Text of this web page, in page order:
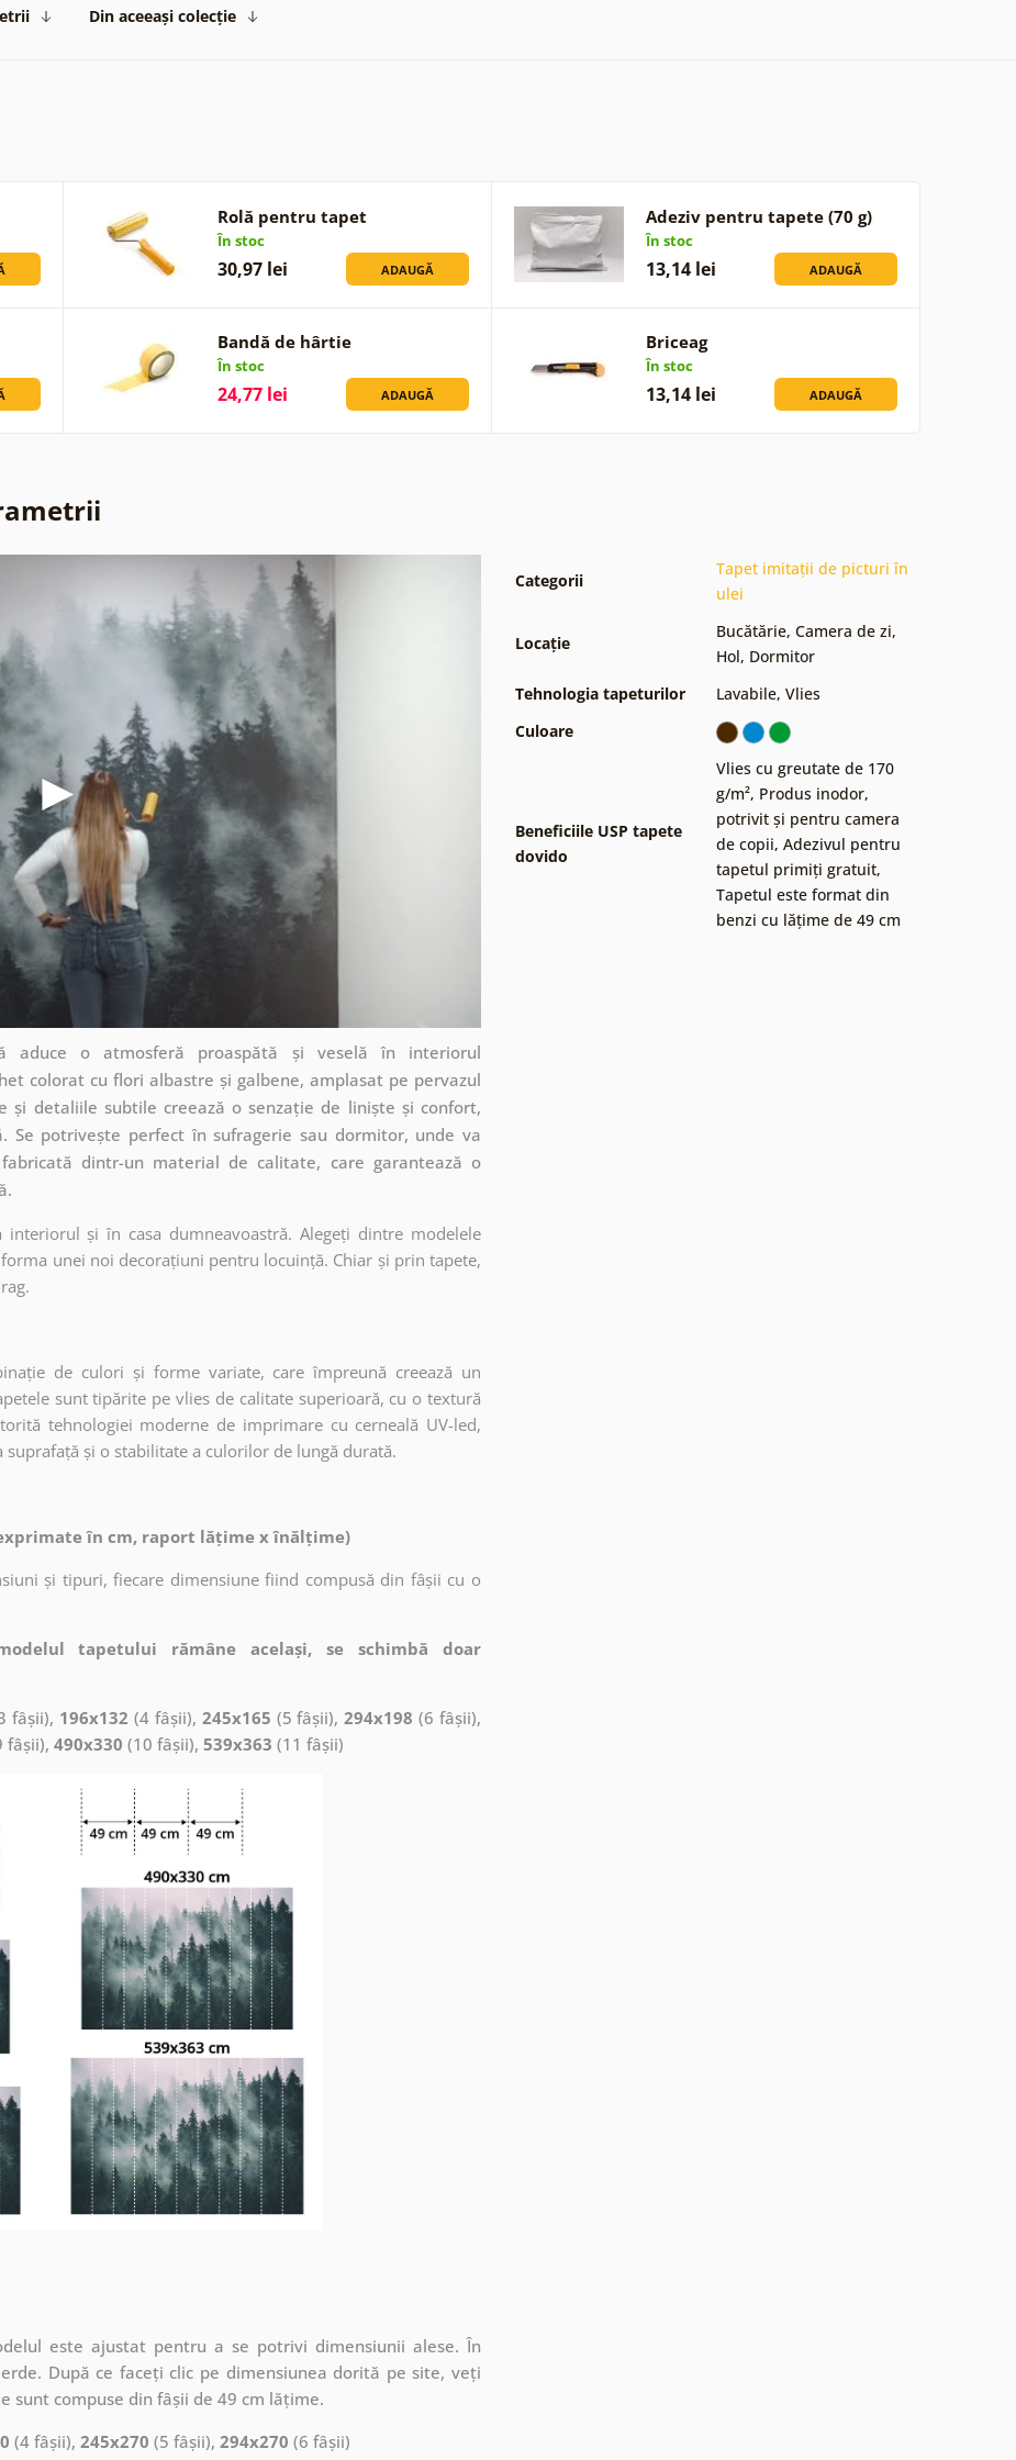
Din aceeași colecție
Rolă pentru tapet
În stoc
30,97 lei ADAUGĂ
Adeziv pentru tapete (70 g)
În stoc
13,14 lei ADAUGĂ
Bandă de hârtie
În stoc
24,77 lei ADAUGĂ
Briceag
În stoc
13,14 lei ADAUGĂ
o atmosferă proaspătă și veselă în interiorul
colorat cu flori albastre și galbene, amplasat pe pervazul
și detaliile subtile creează o senzație de liniște și confort,
Se potrivește perfect în sufragerie sau dormitor, unde va
dintr-un material de calitate, care garantează o
și în casa dumneavoastră. Alegeți dintre modelele
unei noi decorațiuni pentru locuință. Chiar și prin tapete,
de culori și forme variate, care împreună creează un
sunt tipărite pe vlies de calitate superioară, cu o textură
tehnologiei moderne de imprimare cu cerneală UV-led,
și o stabilitate a culorilor de lungă durată.
în cm, raport lățime x înălțime)
și tipuri, fiecare dimensiune fiind compusă din fâșii cu o
tapetului rămâne același, se schimbă doar
fâșii), 196x132 (4 fâșii), 245x165 (5 fâșii),294x198 (6 fâșii),
fâșii), 490x330 (10 fâșii), 539x363 (11 fâșii)
este ajustat pentru a se potrivi dimensiunii alese. În
După ce faceți clic pe dimensiunea dorită pe site, veți
sunt compuse din fâșii de 49 cm lățime.
(4 fâșii), 245x270 (5 fâșii), 294x270 (6 fâșii)
Categorii
Tapet imitații de picturi în
ulei
Locație
Bucătărie, Camera de zi,
Hol, Dormitor
Tehnologia tapeturilor
Lavabile, Vlies
Culoare
Beneficiile USP tapete
dovido
Vlies cu greutate de 170
g/m², Produs inodor,
potrivit și pentru camera
de copii, Adezivul pentru
tapetul primiți gratuit,
Tapetul este format din
benzi cu lățime de 49 cm